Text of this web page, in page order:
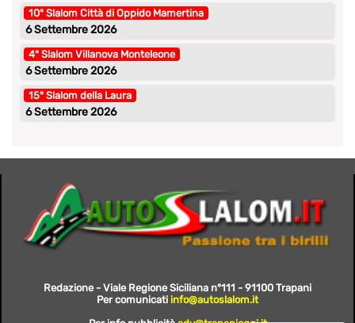
10° Slalom Città di Oppido Mamertina
6 Settembre 2026
4° Slalom Villanova Monteleone
6 Settembre 2026
15° Slalom della Laura
6 Settembre 2026
Redazione - Viale Regione Siciliana n°111 - 91100 Trapani
Per comunicati info@autoslalom.it